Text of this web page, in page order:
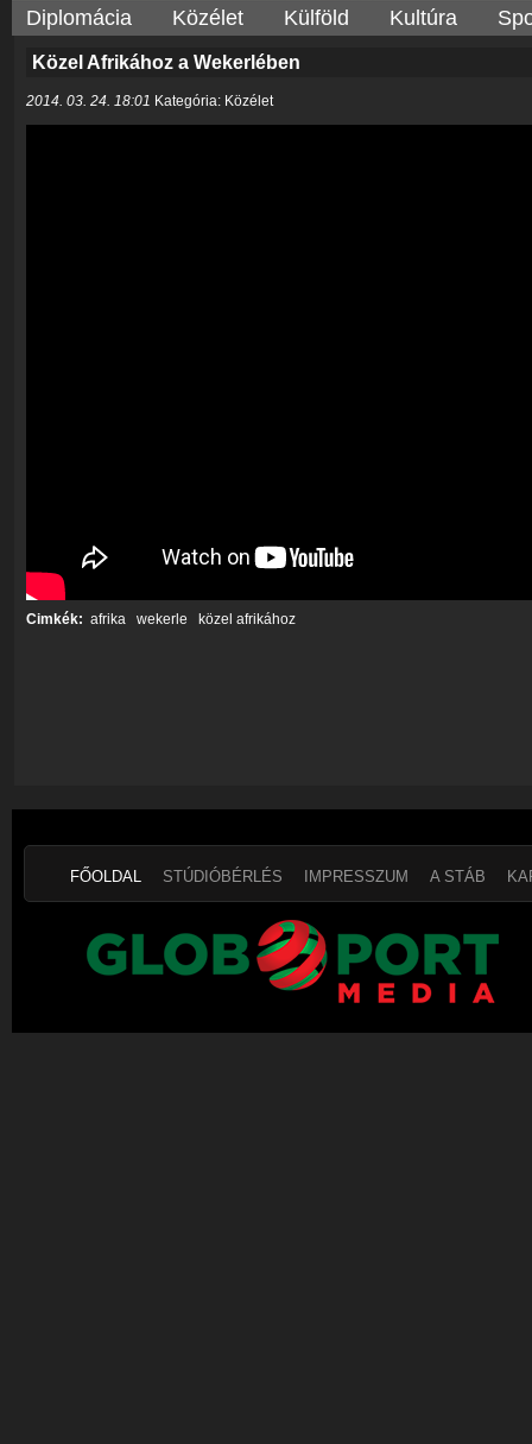
Diplomácia Közélet Külföld Kultúra
Közel Afrikához a Wekerlében
2014. 03. 24. 18:01 Kategória: Közélet
Cimkék: afrika wekerle közel afrikához
FŐOLDAL STÚDIÓBÉRLÉS IMPRESSZUM A STÁB